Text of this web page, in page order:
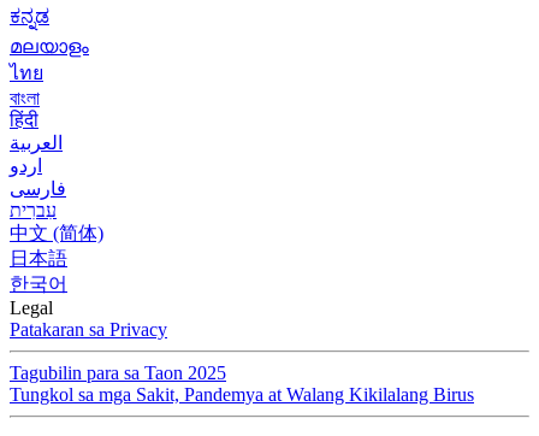
ಕನ್ನಡ
മലയാളം
ไทย
বাংলা
हिंदी
العربية
اردو
فارسی
עִברִית
中文 (简体)
日本語
한국어
Legal
Patakaran sa Privacy
Tagubilin para sa Taon 2025
Tungkol sa mga Sakit, Pandemya at Walang Kikilalang Birus